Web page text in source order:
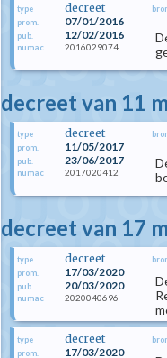
type decreet
prom. 07/01/2016
pub. 12/02/2016
numac 2016029074
decreet van 11
type decreet
prom. 11/05/2017
pub. 23/06/2017
numac 2017020412
decreet van 17
type decreet
prom. 17/03/2020
pub. 20/03/2020
numac 2020040696
type decreet
prom. 17/03/2020